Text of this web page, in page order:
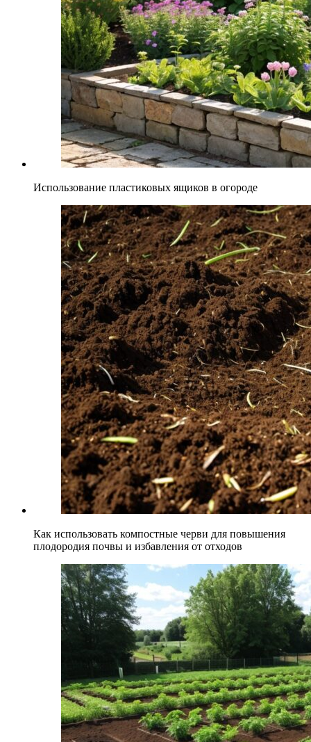
Использование пластиковых ящиков в огороде
Как использовать компостные черви для повышения
плодородия почвы и избавления от отходов